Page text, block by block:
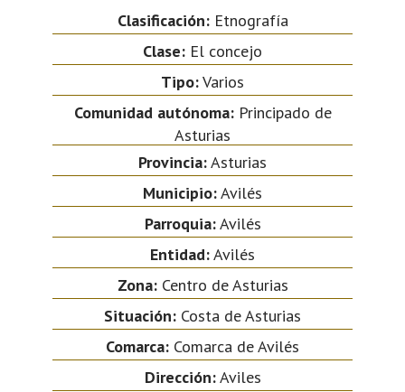
Clasificación:Etnografía
Clase: El concejo
Tipo:Varios
Comunidad autónoma:Principado de
Asturias
Provincia:Asturias
Municipio:Avilés
Parroquia:Avilés
Entidad:Avilés
Zona:Centro de Asturias
Situación: Costa de Asturias
Comarca: Comarca de Avilés
Dirección:Aviles